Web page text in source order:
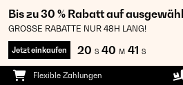
Bis zu 30 % Rabatt auf
GROSSE RABATTE NUR 48H LANG!
Jetzt einkaufen 20 S 40 M 41 S
Flexible Zahlungen